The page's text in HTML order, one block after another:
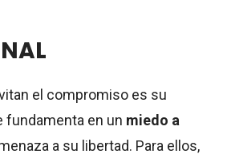
el compromiso es su
fundamenta en un miedo a
a su libertad. Para ellos,